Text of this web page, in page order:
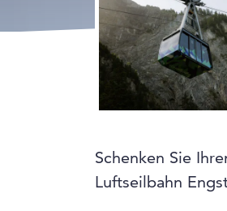
Schenken Sie
Luftseilbahn